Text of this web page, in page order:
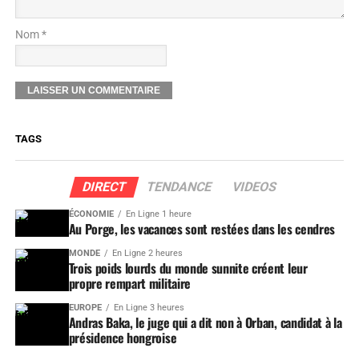
Nom *
TAGS
DIRECT TENDANCE VIDEOS
ÉCONOMIE En Ligne 1 heure
Au Porge, les vacances sont restées dans les cendres
MONDE En Ligne 2 heures
Trois poids lourds du monde sunnite créent leur
propre rempart militaire
EUROPE En Ligne 3 heures
Andras Baka, le juge qui a dit non à Orban, candidat à la
présidence hongroise